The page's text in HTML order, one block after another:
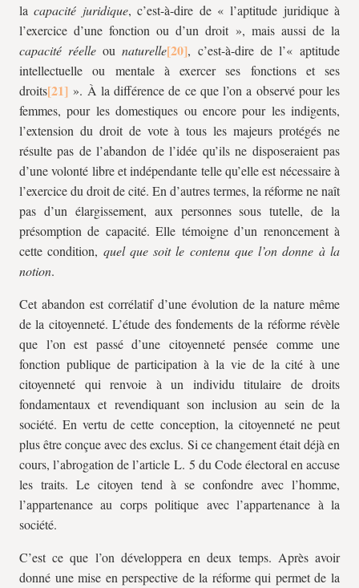
lacapacité juridique, c’est-à-dire de « l’aptitude juridique à
l’exercice d’une fonction ou d’un droit », mais aussi de la
capacité réelleou naturelle
, c’est-à-dire de l’« aptitude
intellectuelle ou mentale à exercer ses fonctions et ses
droits
». À la différence de ce que l’on a observé pour les
femmes, pour les domestiques ou encore pour les indigents,
l’extension du droit de vote à tous les majeurs protégés ne
résulte pas de l’abandon de l’idée qu’ils ne disposeraient pas
d’une volonté libre et indépendante telle qu’elle est nécessaire à
l’exercice du droit de cité. En d’autres termes, la réforme ne naît
pas d’un élargissement, aux personnes sous tutelle, de la
présomption de capacité. Elle témoigne d’un renoncement à
cette condition, quel que soit le contenu que l’on donne à la
notion.
Cet abandon est corrélatif d’une évolution de la nature même
de la citoyenneté. L’étude des fondements de la réforme révèle
que l’on est passé d’une citoyenneté pensée comme une
fonction publique de participation à la vie de la cité à une
citoyenneté qui renvoie à un individu titulaire de droits
fondamentaux et revendiquant son inclusion au sein de la
société. En vertu de cette conception, la citoyenneté ne peut
plus être conçue avec des exclus. Si ce changement était déjà en
cours, l’abrogation de l’article L. 5 du Code électoral en accuse
les traits. Le citoyen tend à se confondre avec l’homme,
l’appartenance au corps politique avec l’appartenance à la
société.
C’est ce que l’on développera en deux temps. Après avoir
donné une mise en perspective de la réforme qui permet de la